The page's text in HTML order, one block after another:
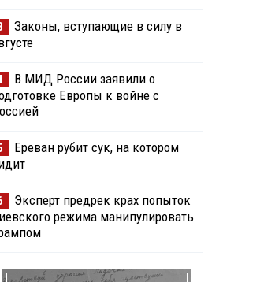
Законы, вступающие в силу в
В МИД России заявили о
Европы к войне с
Ереван рубит сук, на котором
Эксперт предрек крах попыток
режима манипулировать